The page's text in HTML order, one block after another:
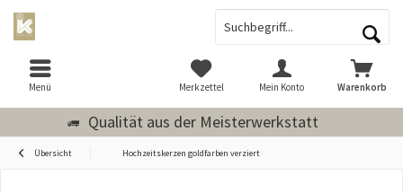
Qualität aus der Meisterwerkstatt
Menü Warenkorb
Merkzettel Mein Konto
Übersicht Hochzeitskerzen goldfarben verziert